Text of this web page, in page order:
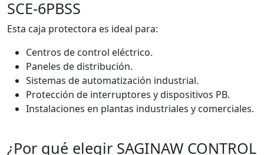
SCE-6PBSS
Esta caja protectora es ideal para:
Centros de control eléctrico.
Paneles de distribución.
Sistemas de automatización industrial.
Protección de interruptores y dispositivos PB.
Instalaciones en plantas industriales y comerciales.
¿Por qué elegir SAGINAW CONTROL